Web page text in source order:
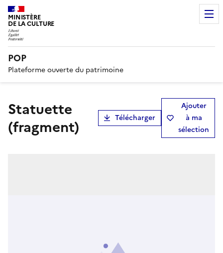
MINISTÈRE
DE LA CULTURE
POP
Plateforme ouverte du patrimoine
statuette
(fragment)
Télécharger
Ajouter
à ma
sélection